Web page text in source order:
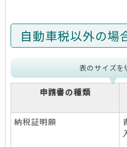
自動車税以外の場
表のサイズを
申請書の種類
納税証明願